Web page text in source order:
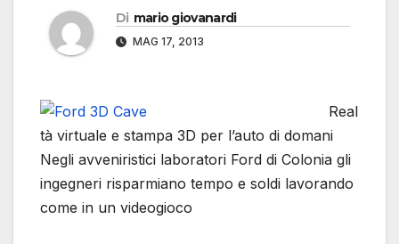
Di mario giovanardi
MAG 17, 2013
Real
tà virtuale e stampa 3D per l’auto di domani
Negli avveniristici laboratori Ford di Colonia gli
ingegneri risparmiano tempo e soldi lavorando
come in un videogioco